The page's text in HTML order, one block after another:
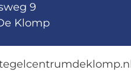
9
Klomp